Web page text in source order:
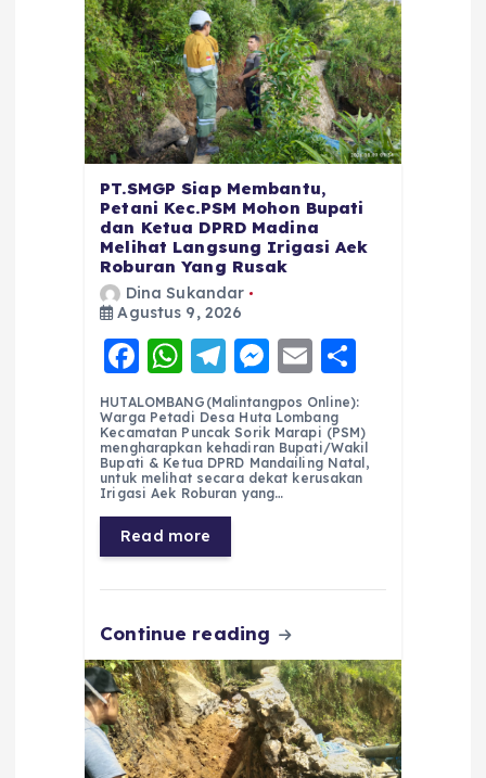
PT.SMGP Siap Membantu,
Petani Kec.PSM Mohon Bupati
dan Ketua DPRD Madina
Melihat Langsung Irigasi Aek
Roburan Yang Rusak
Dina Sukandar
Agustus 9, 2026
F
a
c
e
b
o
o
k
W
h
a
ts
A
p
p
T
el
e
g
r
a
m
M
e
ss
e
n
E
m
ai
l
h
a
re
HUTALOMBANG(Malintangpos Online):
Warga Petadi Desa Huta Lombang
Kecamatan Puncak Sorik Marapi (PSM)
mengharapkan kehadiran Bupati/Wakil
Bupati & Ketua DPRD Mandailing Natal,
untuk melihat secara dekat kerusakan
Irigasi Aek Roburan yang…
Read more
Continue reading